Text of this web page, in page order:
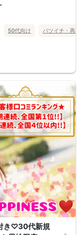
50代向け バツイチ・再婚
き♡30代新規